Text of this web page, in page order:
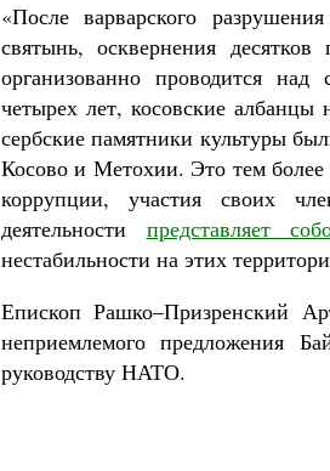
«После варварского
святынь, осквернения
организованно проводится
четырех лет, косовские
сербские памятники культуры
Косово и Метохии. Это тем более
коррупции, участия своих
деятельности представляет
нестабильности на этих
Епископ Рашко–Призренский
неприемлемого предложения
руководству НАТО.